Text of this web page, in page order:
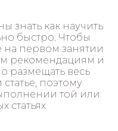
знать как научить
быстро. Чтобы
на первом занятии
рекомендациям и
размещать весь
поэтому
той или
статьях